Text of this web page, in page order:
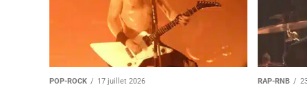
POP-ROCK 17 juillet 2026 RAP-RNB